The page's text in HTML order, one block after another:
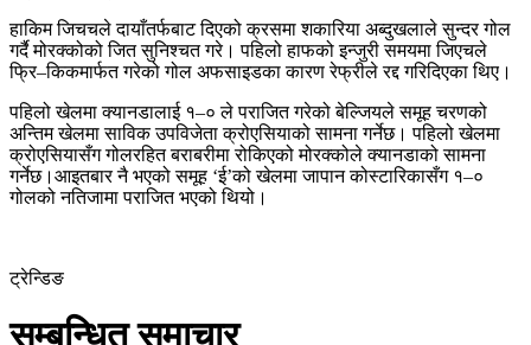
हाकिम जिचचले दायाँतर्फबाट दिएको क्रसमा शकारिया अब्दुखलाले सुन्दर गोल
गर्दै मोरक्कोको जित सुनिश्चत गरे। पहिलो हाफको इन्जुरी समयमा जिएचले
फ्रि–किकमार्फत गरेको गोल अफसाइडका कारण रेफ्रीले रद्द गरिदिएका थिए।
पहिलो खेलमा क्यानडालाई १–० ले पराजित गरेको बेल्जियले समूह चरणको
अन्तिम खेलमा साविक उपविजेता क्रोएसियाको सामना गर्नेछ। पहिलो खेलमा
क्रोएसियासँग गोलरहित बराबरीमा रोकिएको मोरक्कोले क्यानडाको सामना
गर्नेछ।आइतबार नै भएको समूह ‘ई’को खेलमा जापान कोस्टारिकासँग १–०
गोलको नतिजामा पराजित भएको थियो।
ट्रेन्डिङ
सम्बन्धित समाचार